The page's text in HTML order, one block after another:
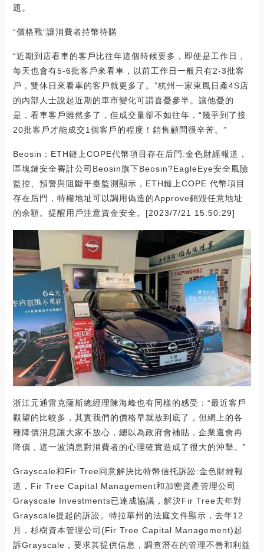
題。
“價格戰”讓消費者持幣待購
“近期到店看車的客戶比往年這個時候要多，即使是工作日，
每天也會有5-6批客戶來看車，以前工作日一般只有2-3批客
戶，雙休日來看車的客戶就更多了。”杭州一家東風日產4S店
的內部人士說起近期的車市變化可謂喜憂參半。讓他憂的
是，看車客戶雖然多了，但成交量卻不如往年，“幾乎到了接
20批客戶才能成交1個客戶的程度！銷售顧問很辛苦。”
Beosin：ETH鏈上COPE代幣項目存在后門:金色財經報道，
區塊鏈安全審計公司Beosin旗下Beosin?EagleEye安全風險
監控、預警與阻斷平臺監測顯示，ETH鏈上COPE 代幣項目
存在后門，特權地址可以調用偽造的Approve銷毀任意地址
的余額。提醒用戶注意資金安全。[2023/7/21 15:50:29]
浙江元通雷克薩斯總經理陳海峰也有同樣的感受：“最近客戶
觀望的比較多，其實我們的價格早就放到底了，但網上的各
種降價消息讓大家不放心，總以為政府會補貼，企業還會再
降價，這一波消息對消費者的心理確實造成了很大的沖擊。”
Grayscale和Fir Tree同意解決比特幣信托訴訟:金色財經報
道，Fir Tree Capital Management和加密資產管理公司
Grayscale Investments已達成協議，解決Fir Tree去年對
Grayscale提起的訴訟。特拉華州的法庭文件顯示，去年12
月，杉樹資本管理公司(Fir Tree Capital Management)起
訴Grayscale，要求其提供信息，調查潛在的管理不善和利益